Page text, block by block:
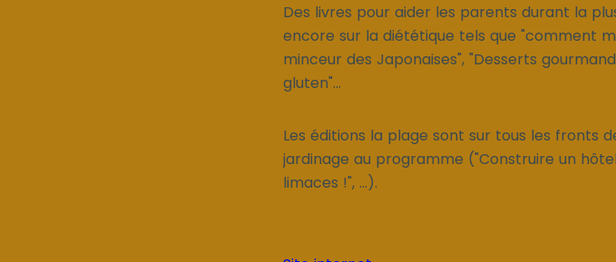
Des livres pour aider les parents durant la
encore sur la diététique tels que "comment
minceur des Japonaises", "Desserts
gluten"...
Les éditions la plage sont sur tous les fronts
jardinage au programme ("Construire un
limaces !", ...).